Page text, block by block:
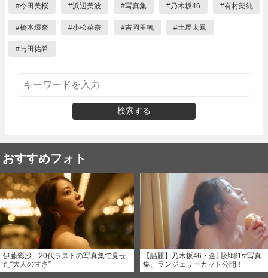
#今田美桜 #浜辺美波 #写真集 #乃木坂46 #有村架純
#橋本環奈 #小松菜奈 #吉岡里帆 #土屋太鳳
#与田祐希
検索する
おすすめフォト
伊藤彩沙、20代ラストの写真集で見せ
た“大人の甘さ”
【話題】乃木坂46・金川紗耶1st写真
集、ランジェリーカット公開！